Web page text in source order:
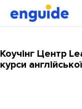
Коучінг Центр
курси